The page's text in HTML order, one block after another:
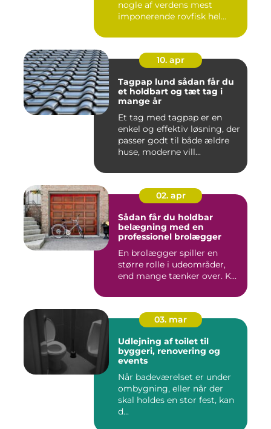
nogle af verdens mest
imponerende rovfisk hel...
10. apr
Tagpap lund sådan får du
et holdbart og tæt tag i
mange år
Et tag med tagpap er en
enkel og effektiv løsning, der
passer godt til både ældre
huse, moderne vill...
02. apr
Sådan får du holdbar
belægning med en
professionel brolægger
En brolægger spiller en
større rolle i udeområder,
end mange tænker over. K...
03. mar
Udlejning af toilet til
byggeri, renovering og
events
Når badeværelset er under
ombygning, eller når der
skal holdes en stor fest, kan
d...